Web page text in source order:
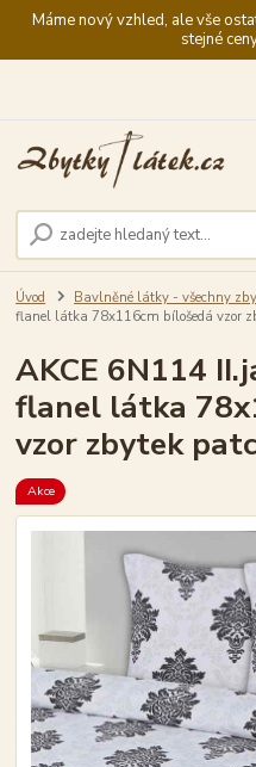
Máme nový vzhled, ale vše
stejné
Úvod Bavlněné látky - všechny
flanel látka 78x116cm bílošedá vzor
AKCE 6N114
flanel látka
vzor zbytek
Akce